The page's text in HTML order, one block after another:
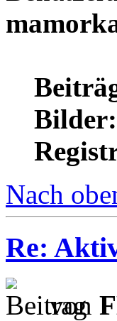
Bilder:
Nach
Re:
von